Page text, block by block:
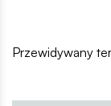
Przewidywany